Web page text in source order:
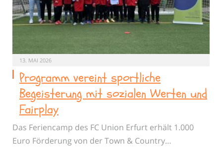
13. MAI 2026
Programm vereint sportliche
Begeisterung mit sozialen Werten und
Fairplay
Das Feriencamp des FC Union Erfurt erhält 1.000
Euro Förderung von der Town & Country…